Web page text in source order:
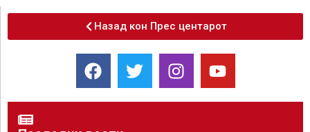
Назад кон Прес центарот